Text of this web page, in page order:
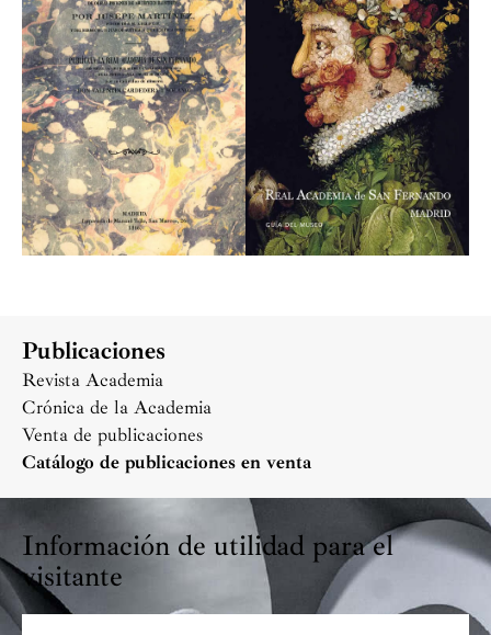
Publicaciones
Revista Academia
Crónica de la Academia
Venta de publicaciones
Catálogo de publicaciones en venta
Información de utilidad para el
visitante